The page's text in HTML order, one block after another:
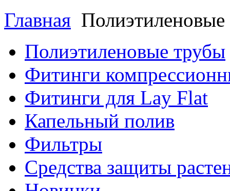
Главная
Полиэтиленовые трубы
Фитинги
Фитинги для Lay Flat
Капельный полив
Фильтры
Средства защиты